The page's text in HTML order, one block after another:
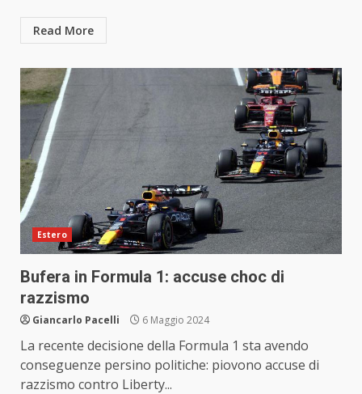
Read More
Estero
Bufera in Formula 1: accuse choc di
razzismo
Giancarlo Pacelli 6 Maggio 2024
La recente decisione della Formula 1 sta avendo
conseguenze persino politiche: piovono accuse di
razzismo contro Liberty...